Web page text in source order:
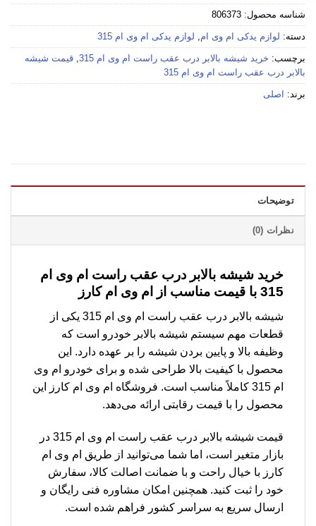
شناسه محصول: 806373
دسته: لوازم یدکی ام وی ام, لوازم یدکی ام وی ام 315
برچسب: خرید شیشه بالابر درب عقب راست ام وی ام 315 , قیمت شیشه
بالابر درب عقب راست ام وی ام 315
برند: اصلی
توضیحات
نظرات (0)
خرید شیشه بالابر درب عقب راست ام وی ام
315 با قیمت مناسب از ام وی ام کارز
شیشه بالابر درب عقب راست ام وی ام 315 یکی از
قطعات مهم سیستم شیشه بالابر خودرو است که
وظیفه بالا و پایین بردن شیشه را بر عهده دارد. این
محصول با کیفیت بالا طراحی شده و برای خودرو ام وی
ام 315 کاملاً مناسب است. فروشگاه ام وی ام کارز این
محصول را با قیمت رقابتی ارائه می‌دهد.
قیمت شیشه بالابر درب عقب راست ام وی ام 315 در
بازار متغیر است، اما شما می‌توانید از طریق ام وی ام
کارز با خیال راحت و با ضمانت اصالت کالا، سفارش
خود را ثبت کنید. همچنین امکان مشاوره فنی رایگان و
ارسال سریع به سراسر کشور فراهم شده است.